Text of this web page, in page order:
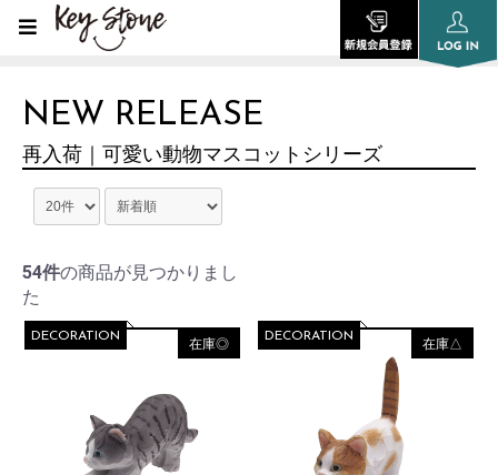
NEW RELEASE
再入荷｜可愛い動物マスコットシリーズ
54件の商品が見つかりまし
た
在庫◎
DECORATION 在庫△
DECORATION